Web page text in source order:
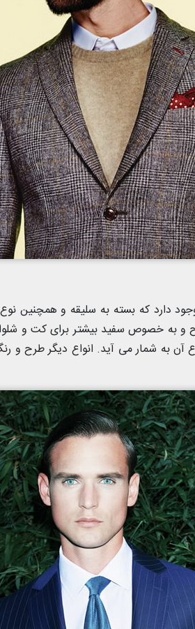
دارد که بسته به سلیقه و همچنین
و به خصوص سفید بیشتر برای کت و
آن به شمار می آید. انواع دیگر طرح و